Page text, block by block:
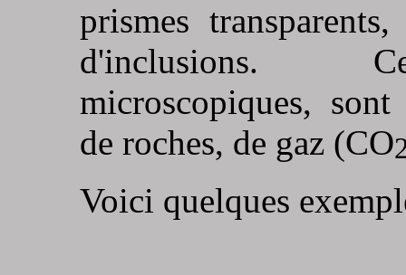
prismes
d'inclusions.
microscopiques,
de roches, de gaz (CO
Voici quelques